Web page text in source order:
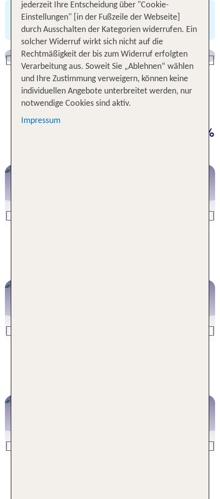
✅ TUI Bestpreisgarantie
✅ attraktives Preis-Leistungs-Verhältnis
Previous
All Inclusive Urlaub
Deals entdecken
Unsere Deals für deinen Urlaub:
Jetzt Sonne buchen & bis zu 50 %
Previous
Previous
Previous
jederzeit Ihre Entscheidung über "Cookie-
Einstellungen" [in der Fußzeile der Webseite]
durch Ausschalten der Kategorien widerrufen. Ein
solcher Widerruf wirkt sich nicht auf die
Rechtmäßigkeit der bis zum Widerruf erfolgten
Verarbeitung aus. Soweit Sie „Ablehnen“ wählen
und Ihre Zustimmung verweigern, können keine
individuellen Angebote unterbreitet werden, nur
notwendige Cookies sind aktiv.
Impressum